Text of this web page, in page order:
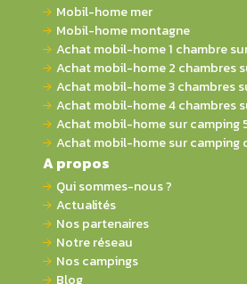
Mobil-home mer
Mobil-home montagne
Achat mobil-home 1 chambre
Achat mobil-home 2 chambres
Achat mobil-home 3 chambres
Achat mobil-home 4 chambres
Achat mobil-home sur camping
Achat mobil-home sur camping
A propos
Qui sommes-nous ?
Actualités
Nos partenaires
Notre réseau
Nos campings
Blog